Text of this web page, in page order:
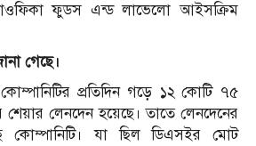
ফুডস এন্ড লাভেলো আইসক্রিম
গেছে।
প্রতিদিন গড়ে ১২ কোটি ৭৫
লেনদেন হয়েছে। তাতে লেনদেনের
কোম্পানিটি। যা ছিল ডিএসইর মোট